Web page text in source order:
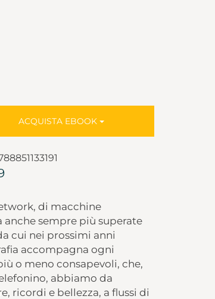
ACQUISTA EBOOK
di macchine
sempre più superate
cui nei prossimi anni
accompagna ogni
o meno consapevoli, che,
abbiamo da
ricordi e bellezza, a flussi di